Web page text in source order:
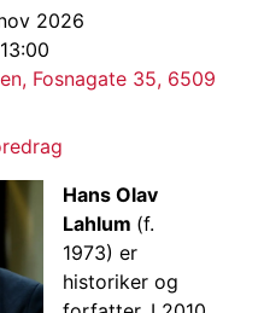
2026
Fosnagate 35, 6509
Hans Olav
Lahlum (f.
1973) er
historiker og